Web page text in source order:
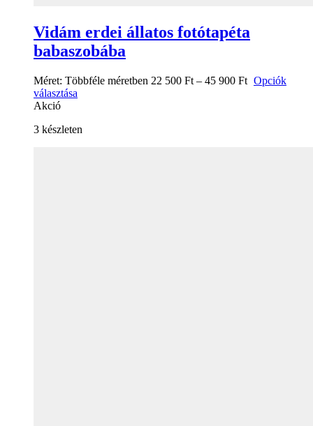
Vidám erdei állatos fotótapéta
babaszobába
Méret: Többféle méretben 22 500 Ft – 45 900 Ft Opciók
választása
Akció
3 készleten